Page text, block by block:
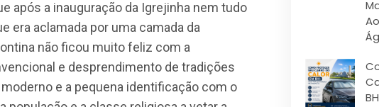
após a inauguração da Igrejinha nem tudo
era aclamada por uma camada da
não ficou muito feliz com a
e desprendimento de tradições
e a pequena identificação com o